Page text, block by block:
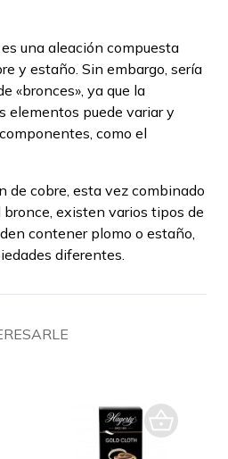
una aleación compuesta
y estaño. Sin embargo, sería
«bronces», ya que la
elementos puede variar y
como el
de cobre, esta vez combinado
bronce, existen varios tipos de
contener plomo o estaño,
diferentes.